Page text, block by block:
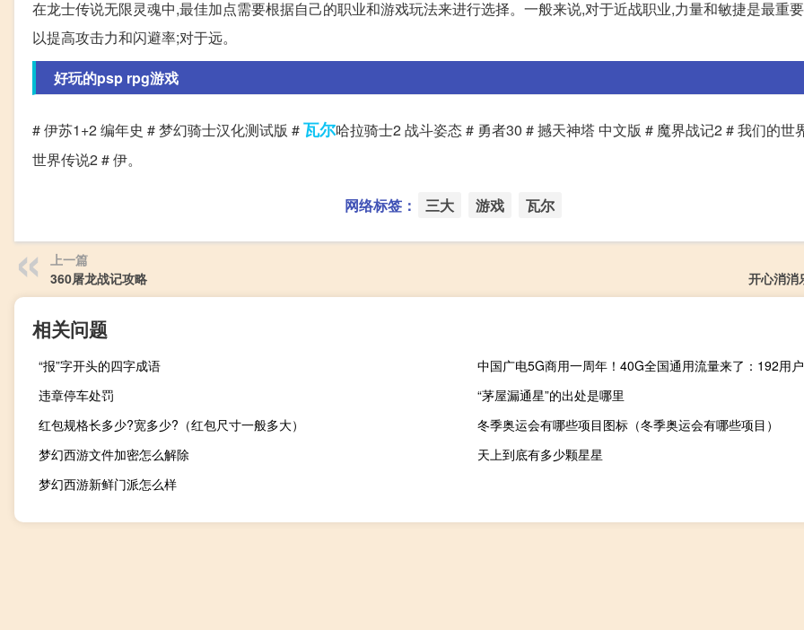
在龙士传说无限灵魂中,最佳加点需要根据自己的职业和游戏玩法来进行选择。一般来说,对于近战职业,力量和敏捷是最重
以提高攻击力和闪避率;对于远。
好玩的psp rpg游戏
# 伊苏1+2 编年史 # 梦幻骑士汉化测试版 #瓦尔哈拉骑士2 战斗姿态 # 勇者30 # 撼天神塔 中文版 # 魔界战记2 # 我们的世
世界传说2 # 伊。
网络标签： 三大 游戏 瓦尔
上一篇
360屠龙战记攻略
开心消消
相关问题
“报”字开头的四字成语
中国广电5G商用一周年！40G全国通用流量来了：192用
违章停车处罚
“茅屋漏通星”的出处是哪里
红包规格长多少?宽多少?（红包尺寸一般多大）
冬季奥运会有哪些项目图标（冬季奥运会有哪些项目）
梦幻西游文件加密怎么解除
天上到底有多少颗星星
梦幻西游新鲜门派怎么样